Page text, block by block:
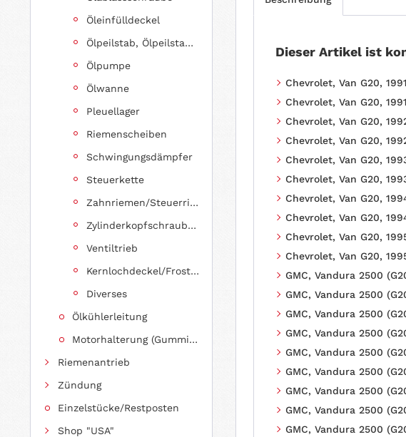
Öleinfülldeckel
Ölpeilstab, Ölpeilstabrohr
Ölpumpe
Ölwanne
Pleuellager
Riemenscheiben
Schwingungsdämpfer
Steuerkette
Zahnriemen/Steuerriemen
Zylinderkopfschrauben
Ventiltrieb
Kernlochdeckel/Froststopfen (Sätze, fahrzeugspezifisch)
Diverses
Ölkühlerleitung
Motorhalterung (Gummilagerung)
Riemenantrieb
Zündung
Einzelstücke/Restposten
Shop "USA"
Dieser Artikel ist
Chevrolet, Van G20,
Chevrolet, Van G20,
Chevrolet, Van G20,
Chevrolet, Van G20,
Chevrolet, Van G20,
Chevrolet, Van G20,
Chevrolet, Van G20,
Chevrolet, Van G20,
Chevrolet, Van G20,
Chevrolet, Van G20,
GMC, Vandura 2500
GMC, Vandura 2500
GMC, Vandura 2500
GMC, Vandura 2500
GMC, Vandura 2500
GMC, Vandura 2500
GMC, Vandura 2500
GMC, Vandura 2500
GMC, Vandura 2500